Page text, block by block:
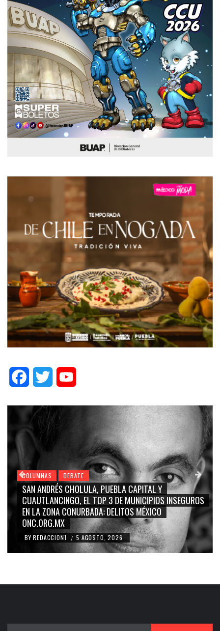
FacebookTwitter
COLUMNAS DEBATE
GRACE PALOMARES, NAY SALVATORI, SERGIO MAYER,
CARMEN SALINAS “LA CORCHOLATA”, CUAUHTÉMOC
BLANCO, SILVIA PINAL: LA TRIVIALIZACIÓN Y
RIDICULIZACIÓN DE LA REPRESENTACIÓN CIUDADANA
BY REDACCION1 / 4 AGOSTO, 2026